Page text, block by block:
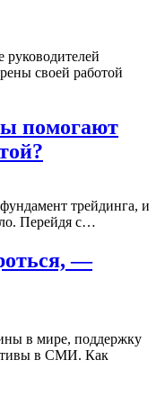
руководителей
своей работой
помогают
трейдинга, и
Перейдя с…
—
в мире, поддержку
в СМИ. Как